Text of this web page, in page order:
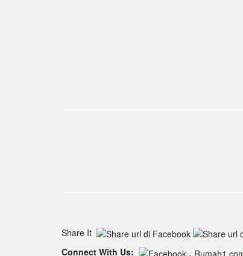
Share It
Connect With Us: